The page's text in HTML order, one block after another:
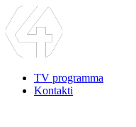
TV programma
Kontakti